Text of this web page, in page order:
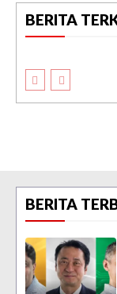
BERITA
BERITA